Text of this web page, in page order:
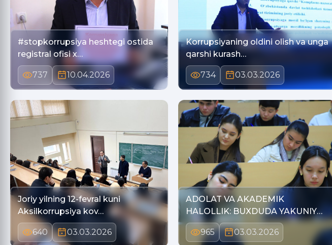
#stopkorrupsiya heshtegi ostida
registral ofisi x…
737 10.04.2026
Korrupsiyaning oldini olish va unga
qarshi kurash…
734 03.03.2026
Joriy yilning 12-fevral kuni
Aksilkorrupsiya kov…
640 03.03.2026
ADOLAT VA AKADEMIK
HALOLLIK: BUXDUDA YAKUNIY
NAZO…
965
03.03.2026